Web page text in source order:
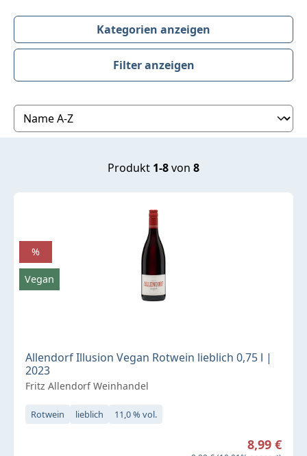
Kategorien anzeigen
Filter anzeigen
Produktübersicht
Produkt 1-8von 8
Allendorf Illusion Vegan Rotwein lieblich 0,75 l |
2023
Fritz Allendorf Weinhandel
Rotwein lieblich 11,0 % vol.
Verkaufspreis:
8,99 €
%
Vegan